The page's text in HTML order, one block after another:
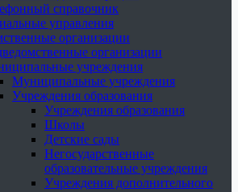
справочник
управления
организации
организации
учреждения
Муниципальные учреждения
Учреждения образования
Учреждения образования
Школы
Детские сады
Негосударственные
образовательные учреждения
Учреждения дополнительного